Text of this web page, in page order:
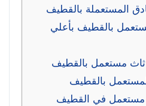
المستعملة بالقطيف
بالقطيف بأعلي
مستعمل بالقطيف
بالقطيف
مستعمل في القطيف